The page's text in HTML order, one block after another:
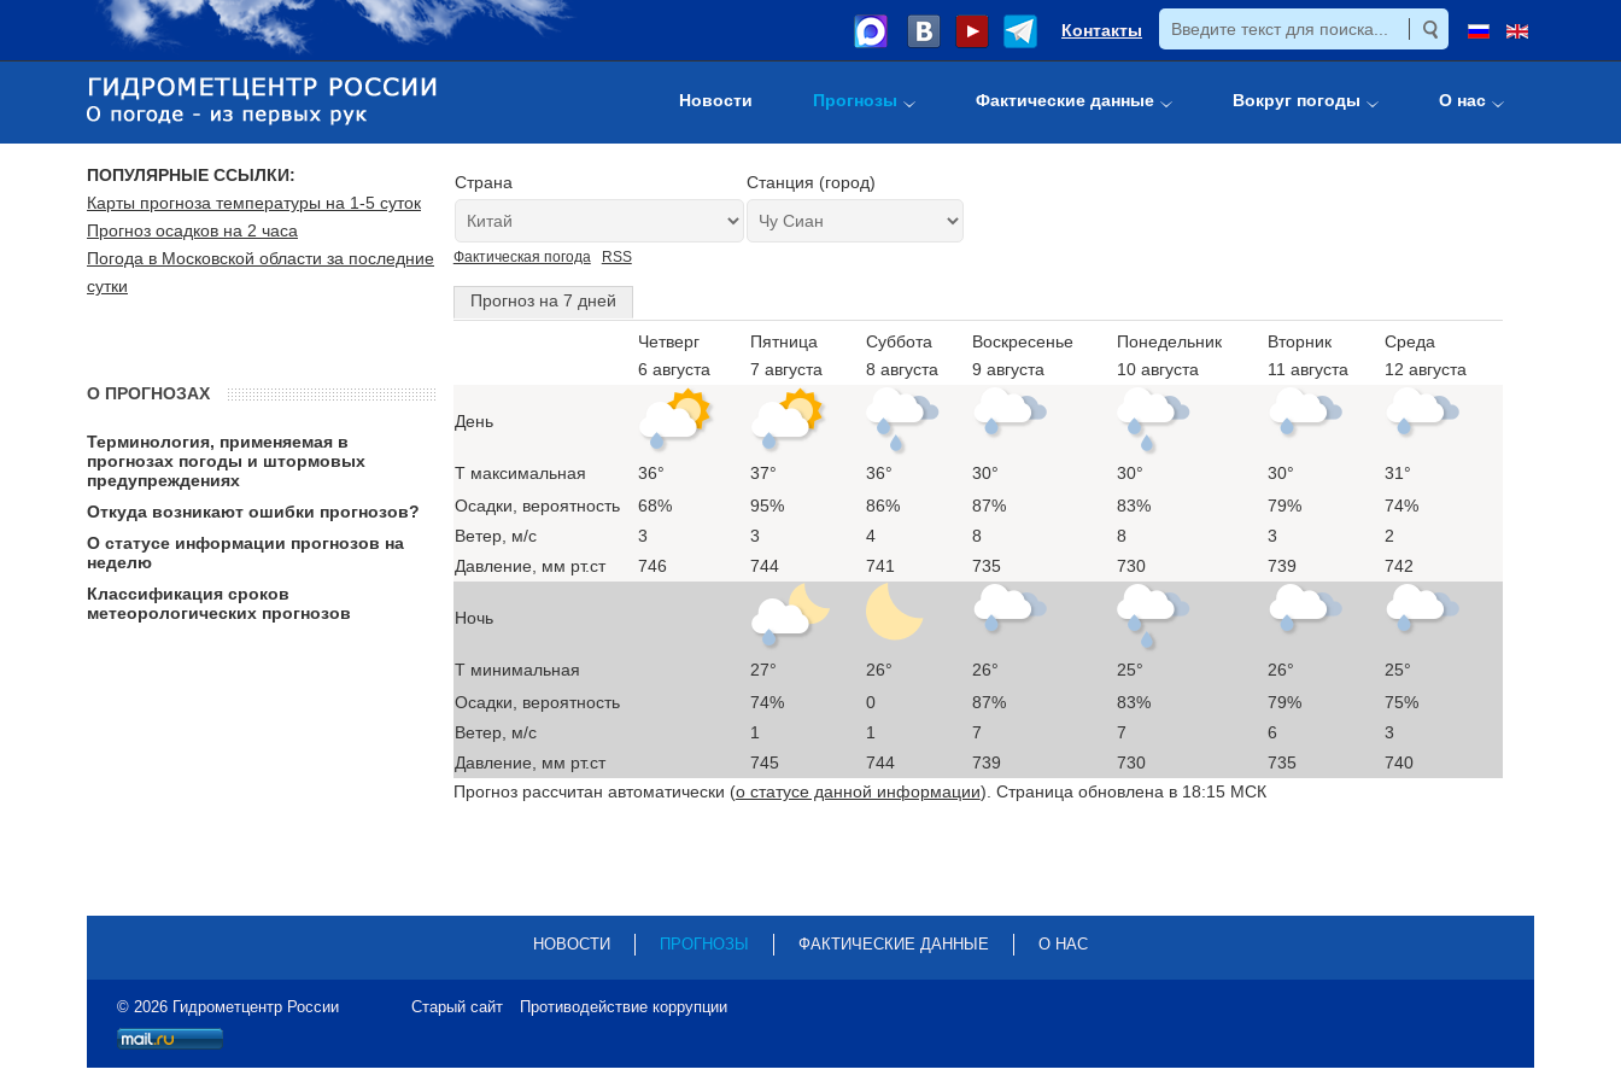
Контакты
Новости Прогнозы Фактические данные Вокруг погоды О нас
Страна Станция (город)
Фактическая погода RSS
Прогноз на 7 дней
Четверг
6 августа
Пятница
7 августа
Суббота
8 августа
Воскресенье
9 августа
Понедельник
10 августа
Вторник
11 августа
Среда
12 августа
День
T максимальная 36° 37° 36° 30° 30° 30°
31°
Осадки, вероятность
68% 95% 86% 87% 83% 79%
74%
Ветер, м/с
3 3 4 8 8 3
2
Давление, мм рт.ст
746 744 741 735 730 739 742
Ночь
T минимальная 27° 26° 26° 25° 26°
25°
Осадки, вероятность
74% 0 87% 83% 79%
75%
Ветер, м/с
1 1 7 7 6
3
Давление, мм рт.ст
745 744 739 730 735
740
Прогноз рассчитан автоматически (о статусе данной информации). Страница обновлена в 18:15 МСК
ПОПУЛЯРНЫЕ ССЫЛКИ:
Карты прогноза температуры на 1-5 суток
Прогноз осадков на 2 часа
Погода в Московской области за последние
сутки
О ПРОГНОЗАХ
Терминология, применяемая в
прогнозах погоды и штормовых
предупреждениях
Откуда возникают ошибки прогнозов?
О статусе информации прогнозов на
неделю
Классификация сроков
метеорологических прогнозов
НОВОСТИ ПРОГНОЗЫ ФАКТИЧЕСКИЕ ДАННЫЕ О НАС
© 2026 Гидрометцентр России Старый сайт Противодействие коррупции